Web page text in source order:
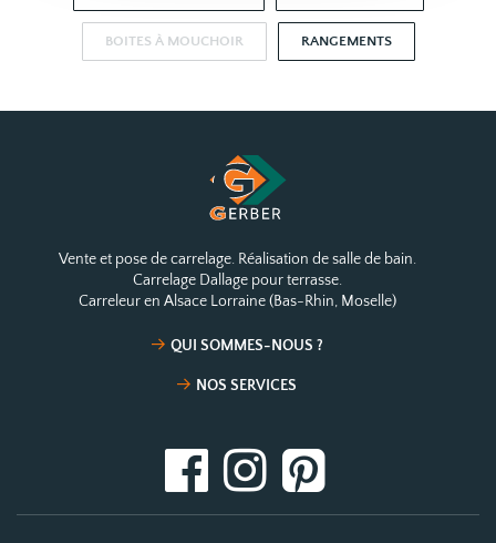
BOITES À MOUCHOIR RANGEMENTS
Vente et pose de carrelage. Réalisation de salle de bain.
Carrelage Dallage pour terrasse.
Carreleur en Alsace Lorraine (Bas-Rhin, Moselle)
QUI SOMMES-NOUS ?
NOS SERVICES